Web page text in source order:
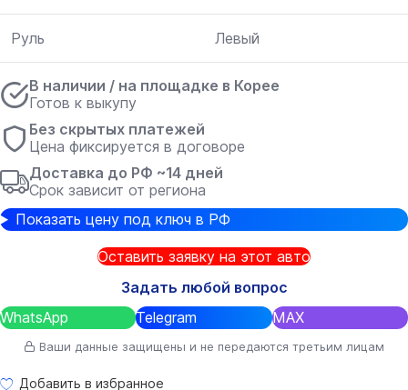
Руль Левый
В наличии / на площадке в Корее
Готов к выкупу
Без скрытых платежей
Цена фиксируется в договоре
Доставка до РФ ~14 дней
Срок зависит от региона
Показать цену под ключ в РФ
Оставить заявку на этот авто
Задать любой вопрос
WhatsApp
Telegram MAX
Ваши данные защищены и не передаются третьим лицам
Добавить в избранное